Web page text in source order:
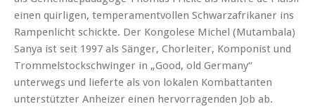
einen quirligen, temperamentvollen Schwarzafrikaner ins
Rampenlicht schickte. Der Kongolese Michel (Mutambala)
Sanya ist seit 1997 als Sänger, Chorleiter, Komponist und
Trommelstockschwinger in „Good, old Germany“
unterwegs und lieferte als von lokalen Kombattanten
unterstützter Anheizer einen hervorragenden Job ab.